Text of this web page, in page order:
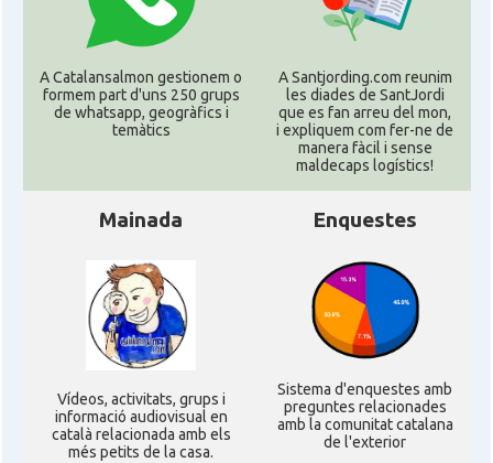
A Catalansalmon gestionem o
formem part d'uns 250 grups
de whatsapp, geogràfics i
temàtics
A Santjording.com reunim
les diades de SantJordi
que es fan arreu del mon,
i expliquem com fer-ne de
manera fàcil i sense
maldecaps logí­stics!
Mainada
Ví­deos, activitats, grups i
informació audiovisual en
català relacionada amb els
més petits de la casa.
Enquestes
Sistema d'enquestes amb
preguntes relacionades
amb la comunitat catalana
de l'exterior